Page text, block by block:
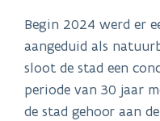
Begin 2024 werd er
aangeduid als
sloot de stad een
periode van 30 jaar
de stad gehoor aan